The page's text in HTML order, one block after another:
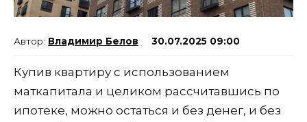
Владимир Белов 30.07.2025 09:00
Купив квартиру с использованием
маткапитала и целиком рассчитавшись по
ипотеке, можно остаться и без денег, и без